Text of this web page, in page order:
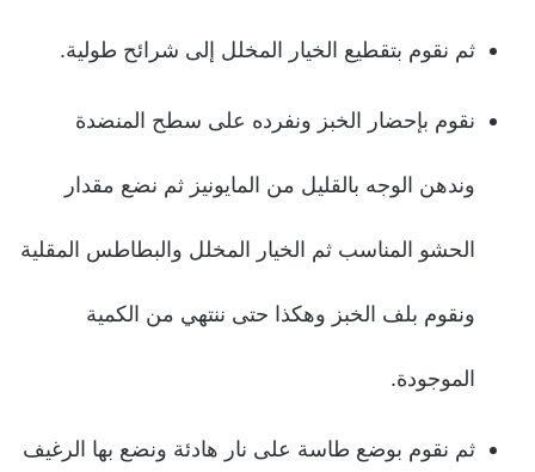
ثم نقوم بتقطيع الخيار المخلل إلى شرائح طولية.
نقوم بإحضار الخبز ونفرده على سطح المنضدة
وندهن الوجه بالقليل من المايونيز ثم نضع مقدار
الحشو المناسب ثم الخيار المخلل والبطاطس المقلية
ونقوم بلف الخبز وهكذا حتى ننتهي من الكمية
الموجودة.
ثم نقوم بوضع طاسة على نار هادئة ونضع بها الرغيف